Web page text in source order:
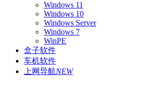
Windows 11
Windows 10
Windows Server
Windows 7
WinPE
盒子软件
车机软件
上网导航NEW